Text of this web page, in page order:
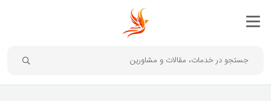
جستجو در خدمات، مقالات و مشاورین